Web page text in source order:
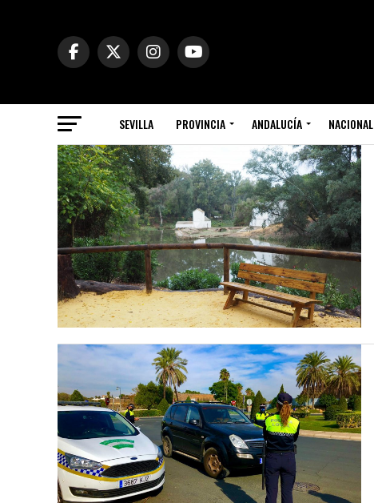
SEVILLA PROVINCIA ANDALUCÍA NACIONAL